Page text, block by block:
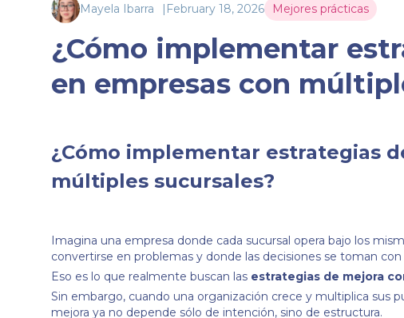
Mayela Ibarra | February 18, 2026 Mejores prácticas
¿Cómo implementar
en empresas con
¿Cómo implementar estrategias
múltiples sucursales?
Imagina una empresa donde cada sucursal opera bajo los
convertirse en problemas y donde las decisiones se toman
Eso es lo que realmente buscan las estrategias de mejora
Sin embargo, cuando una organización crece y multiplica sus
mejora ya no depende sólo de intención, sino de estructura.